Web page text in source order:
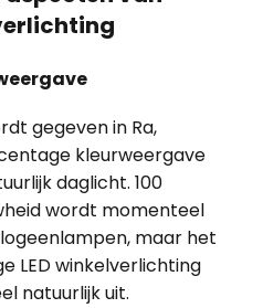
gegeven in Ra,
kleurweergave
daglicht. 100
wordt momenteel
maar het
LED winkelverlichting
natuurlijk uit.